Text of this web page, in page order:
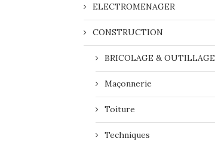
ELECTROMENAGER
CONSTRUCTION
BRICOLAGE & OUTILLAGE
Maçonnerie
Toiture
Techniques